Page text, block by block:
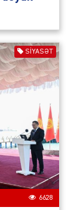
SIYASƏT
6628